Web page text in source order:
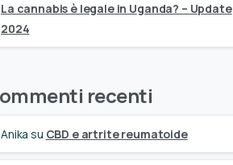
La cannabis è legale in Uganda? – Update
2024
recenti
Anika su CBD e artrite reumatoide